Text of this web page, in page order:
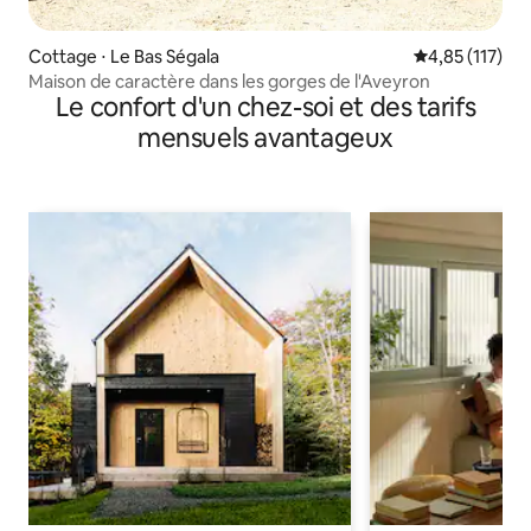
Cottage ⋅ Le Bas Ségala Évaluation
4,85 (117)
Maison de caractère dans les gorges de l'Aveyron
Le confort d'un chez-soi et des tarifs
mensuels avantageux